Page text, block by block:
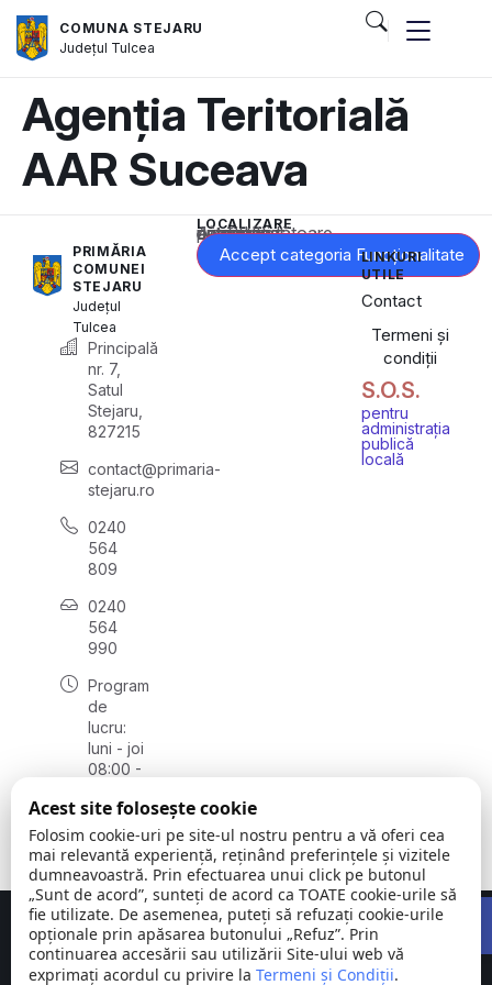
COMUNA STEJARU
Județul Tulcea
Agenția Teritorială
AAR Suceava
PRIMĂRIA
COMUNEI
STEJARU
Județul
Tulcea
Principală
nr. 7,
Satul
Stejaru,
827215
contact@primaria-
stejaru.ro
0240
564
809
0240
564
990
Program
de
lucru:
luni - joi
08:00 -
vineri
08:00 -
14:00
LOCALIZARE
Acest conținut este blocat până când acceptați categoria corespunzătoare de cookie-uri.
Accept categoria Funcționalitate
LINKURI
UTILE
Contact
Termeni și
condiții
S.O.S.
pentru
administrația
publică
locală
Comuna © Toate
Concept realizat deBig Media Relații Publice SRL
Acest site folosește cookie
Folosim cookie-uri pe site-ul nostru pentru a vă oferi cea
mai relevantă experiență, reținând preferințele și vizitele
dumneavoastră. Prin efectuarea unui click pe butonul
„Sunt de acord”, sunteți de acord ca TOATE cookie-urile să
fie utilizate. De asemenea, puteți să refuzați cookie-urile
opționale prin apăsarea butonului „Refuz”. Prin
continuarea accesării sau utilizării Site-ului web vă
exprimați acordul cu privire la Termeni și Condiții.